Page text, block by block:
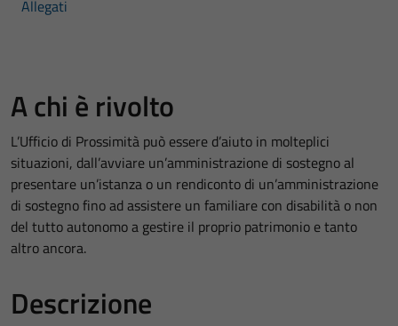
Allegati
A chi è rivolto
L’Ufficio di Prossimità può essere d’aiuto in molteplici
situazioni, dall’avviare un’amministrazione di sostegno al
presentare un’istanza o un rendiconto di un’amministrazione
di sostegno fino ad assistere un familiare con disabilità o non
del tutto autonomo a gestire il proprio patrimonio e tanto
altro ancora.
Descrizione